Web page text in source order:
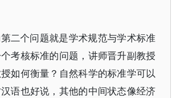
二个问题就是学术规范与学术标准
考核标准的问题，讲师晋升副教授
如何衡量？自然科学的标准学可以
语也好说，其他的中间状态像经济